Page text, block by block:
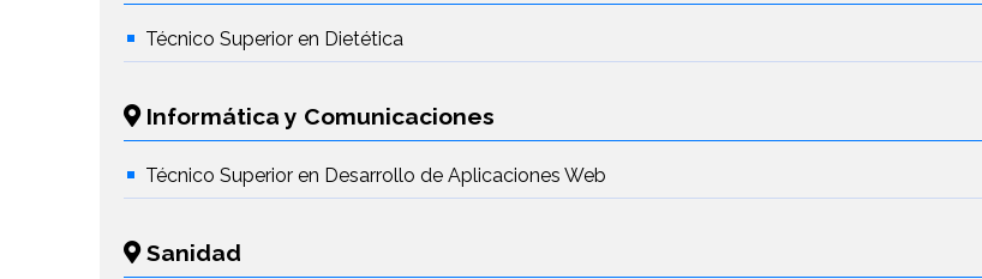
Técnico Superior en Dietética
Informática y Comunicaciones
Técnico Superior en Desarrollo de Aplicaciones Web
Sanidad